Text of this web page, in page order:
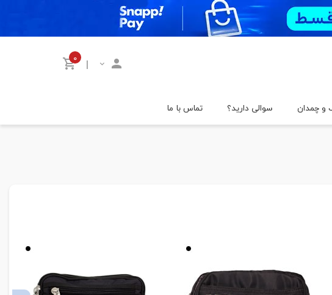
| ۰
و چمدان سوالی دارید؟ تماس با ما